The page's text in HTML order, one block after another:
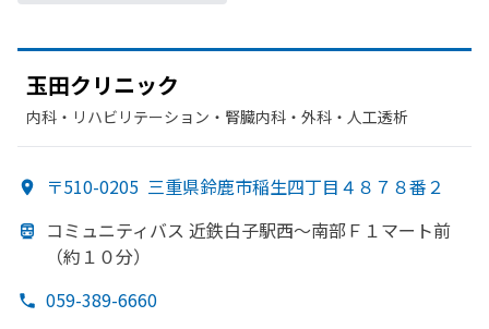
玉田クリニック
内科・​リハビリテーション・​腎臓内科・外科・​人工透析
〒510-0205 三重県鈴鹿市稲生四丁目４８７８番２
コミュニティバス 近鉄白子駅西～南部 Ｆ１マート前
（約１０分）
059-389-6660